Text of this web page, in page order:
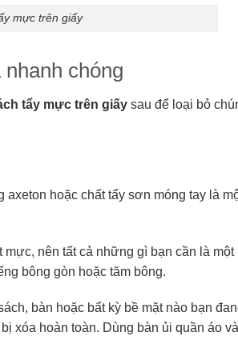
mực trên giấy
chóng
tẩy mực trên giấy sau để loại bỏ
hoặc chất tẩy sơn móng tay là
nên tất cả những gì bạn cần là một
bông gòn hoặc tăm bông.
bàn hoặc bất kỳ bề mặt nào bạn
xóa hoàn toàn. Dùng bàn ủi quần áo